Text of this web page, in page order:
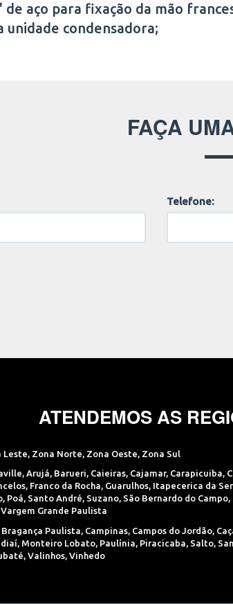
de aço para fixação da mão
unidade condensadora;
FAÇA
Telefone:
ATENDEMOS AS
Leste Zona Norte Zona Oeste Zona Sul
, Arujá, Barueri, Caieiras, Cajamar, Carapicuiba,
, Franco da Rocha, Guarulhos, Itapecerica da
, Poá, Santo André, Suzano, São Bernardo do Campo,
Vargem Grande Paulista
Bragança Paulista Campinas Campos do Jordão
Monteiro Lobato Paulínia Piracicaba Salto
Valinhos Vinhedo